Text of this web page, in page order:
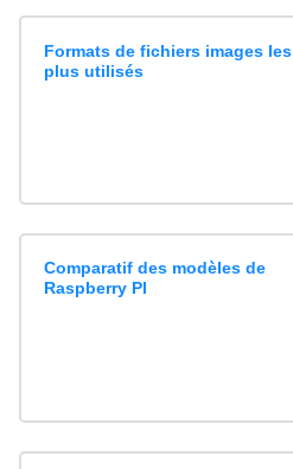
Formats de fichiers images les
plus utilisés
Comparatif des modèles de
Raspberry PI